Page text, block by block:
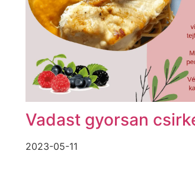
Vadast gyorsan
2023-05-11